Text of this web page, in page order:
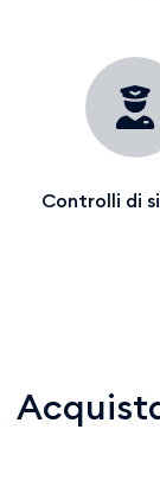
Controlli di